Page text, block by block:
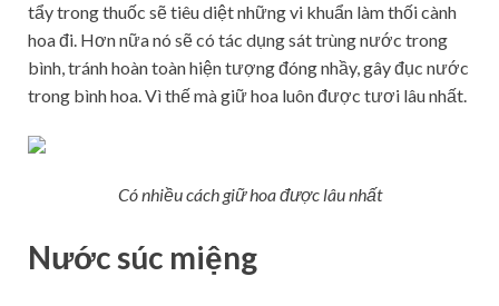
tẩy trong thuốc sẽ tiêu diệt những vi khuẩn làm thối cành
hoa đi. Hơn nữa nó sẽ có tác dụng sát trùng nước trong
bình, tránh hoàn toàn hiện tượng đóng nhầy, gây đục nước
trong bình hoa. Vì thế mà giữ hoa luôn được tươi lâu nhất.
Có nhiều cách giữ hoa được lâu nhất
Nước súc miệng